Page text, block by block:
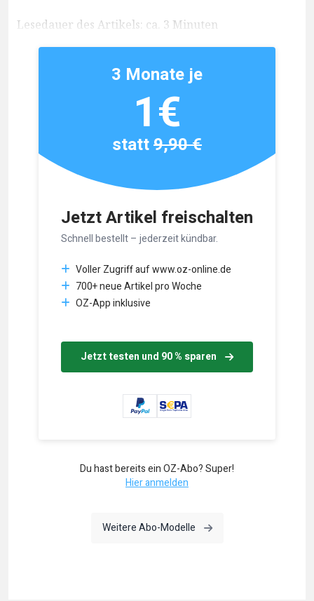
Lesedauer des Artikels: ca. 3 Minuten
Jetzt Artikel freischalten
Schnell bestellt – jederzeit kündbar.
Voller Zugriff auf www.oz-online.de
700+ neue Artikel pro Woche
OZ-App inklusive
Jetzt testen und 90 % sparen
3 Monate je
1€
statt9,90 €
Du hast bereits ein OZ-Abo? Super!
Hier anmelden
Weitere Abo-Modelle